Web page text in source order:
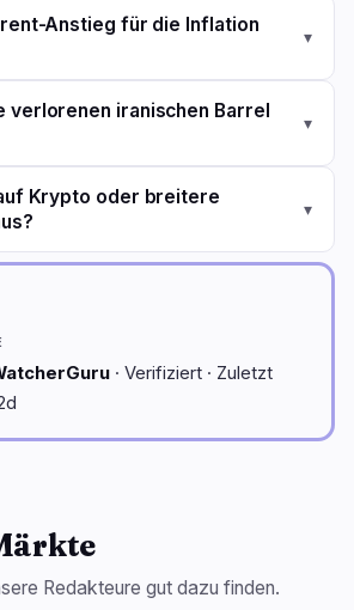
Anstieg für die Inflation
▾
verlorenen iranischen Barrel
▾
Krypto oder breitere
▾
· Verifiziert · Zuletzt
Redakteure gut dazu finden.